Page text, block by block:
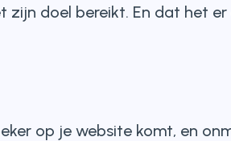
doel bereikt. En dat het
op je website komt, en